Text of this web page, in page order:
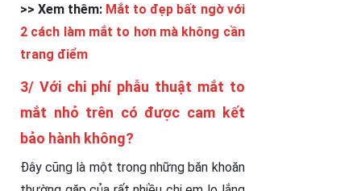
>> Xem thêm: Mắt to đẹp bất ngờ với
2 cách làm mắt to hơn mà không cần
trang điểm
3/ Với chi phí phẫu thuật mắt to
mắt nhỏ trên có được cam kết
bảo hành không?
Đây cũng là một trong những băn khoăn